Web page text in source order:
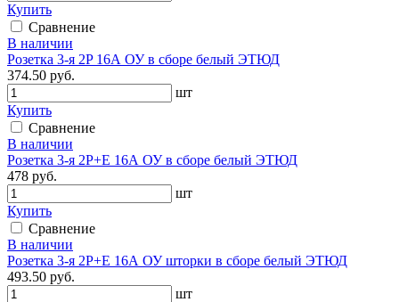
Купить
Сравнение
В наличии
Розетка 3-я 2P 16А ОУ в сборе белый ЭТЮД
374.50 руб.
шт
Купить
Сравнение
В наличии
Розетка 3-я 2Р+Е 16А ОУ в сборе белый ЭТЮД
478 руб.
шт
Купить
Сравнение
В наличии
Розетка 3-я 2P+E 16А ОУ шторки в сборе белый ЭТЮД
493.50 руб.
шт